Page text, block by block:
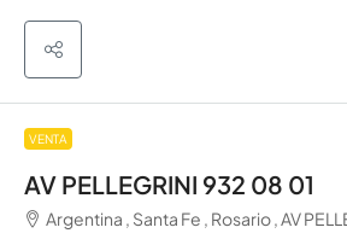
VENTA
AV PELLEGRINI 932 08 01
Argentina , Santa Fe , Rosario , AV